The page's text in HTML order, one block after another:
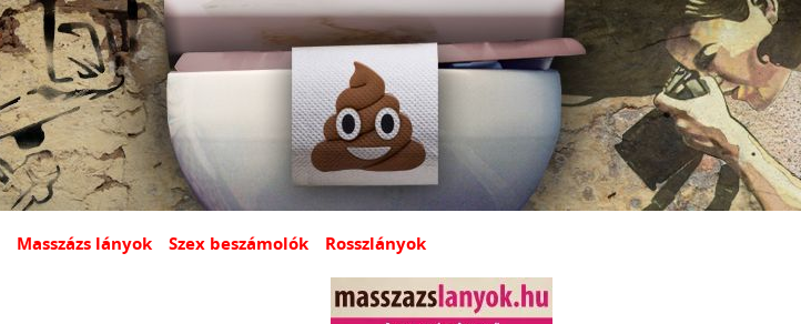
Masszázs lányok Szex beszámolók Rosszlányok